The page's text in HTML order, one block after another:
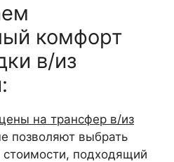
комфорт
в/из
на трансфер в/из
позволяют выбрать
подходящий